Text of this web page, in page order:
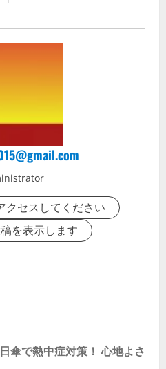
クセスしてください
を表示します
傘で熱中症対策！ 心地よさ